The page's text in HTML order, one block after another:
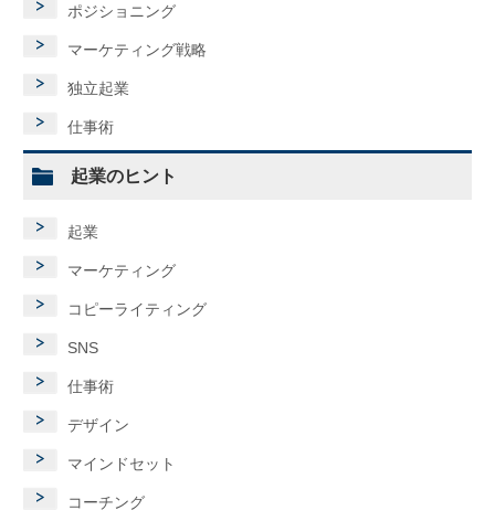
ポジショニング
マーケティング戦略
独立起業
仕事術
起業のヒント
起業
マーケティング
コピーライティング
SNS
仕事術
デザイン
マインドセット
コーチング